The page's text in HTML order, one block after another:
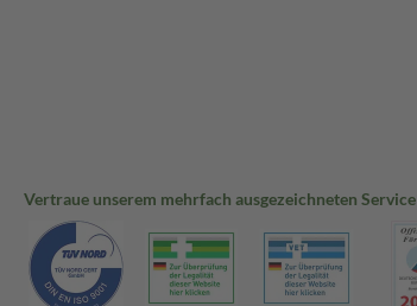
Vertraue unserem mehrfach ausgezeichneten Service